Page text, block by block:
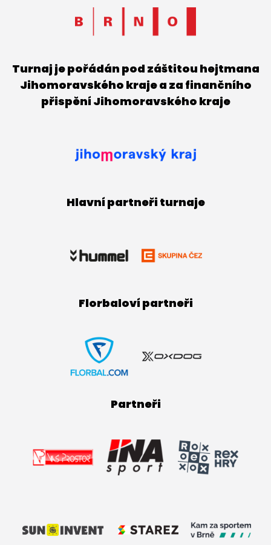
Turnaj je pořádán pod záštitou hejtmana
Jihomoravského kraje a za finančního
přispění Jihomoravského kraje
Hlavní partneři turnaje
Florbaloví partneři
Partneři